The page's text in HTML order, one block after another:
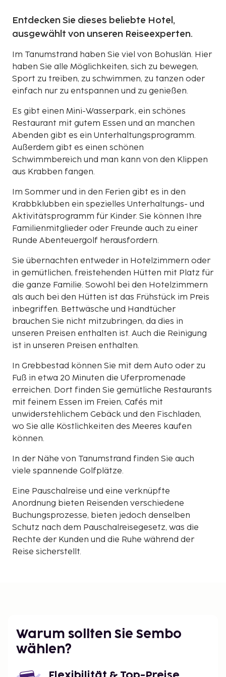
Entdecken Sie dieses beliebte Hotel,
ausgewählt von unseren Reiseexperten.
Im Tanumstrand haben Sie viel von Bohuslän. Hier
haben Sie alle Möglichkeiten, sich zu bewegen,
Sport zu treiben, zu schwimmen, zu tanzen oder
einfach nur zu entspannen und zu genießen.
Es gibt einen Mini-Wasserpark, ein schönes
Restaurant mit gutem Essen und an manchen
Abenden gibt es ein Unterhaltungsprogramm.
Außerdem gibt es einen schönen
Schwimmbereich und man kann von den Klippen
aus Krabben fangen.
Im Sommer und in den Ferien gibt es in den
Krabbklubben ein spezielles Unterhaltungs- und
Aktivitätsprogramm für Kinder. Sie können Ihre
Familienmitglieder oder Freunde auch zu einer
Runde Abenteuergolf herausfordern.
Sie übernachten entweder in Hotelzimmern oder
in gemütlichen, freistehenden Hütten mit Platz für
die ganze Familie. Sowohl bei den Hotelzimmern
als auch bei den Hütten ist das Frühstück im Preis
inbegriffen. Bettwäsche und Handtücher
brauchen Sie nicht mitzubringen, da dies in
unseren Preisen enthalten ist. Auch die Reinigung
ist in unseren Preisen enthalten.
In Grebbestad können Sie mit dem Auto oder zu
Fuß in etwa 20 Minuten die Uferpromenade
erreichen. Dort finden Sie gemütliche Restaurants
mit feinem Essen im Freien, Cafés mit
unwiderstehlichem Gebäck und den Fischladen,
wo Sie alle Köstlichkeiten des Meeres kaufen
können.
In der Nähe von Tanumstrand finden Sie auch
viele spannende Golfplätze.
Eine Pauschalreise und eine verknüpfte
Anordnung bieten Reisenden verschiedene
Buchungsprozesse, bieten jedoch denselben
Schutz nach dem Pauschalreisegesetz, was die
Rechte der Kunden und die Ruhe während der
Reise sicherstellt.
Warum sollten Sie Sembo
wählen?